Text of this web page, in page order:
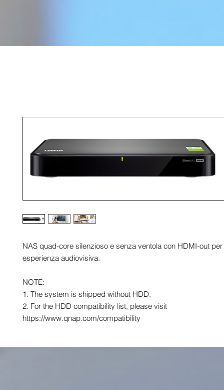
NAS quad-core silenzioso e senza ventola con HDMI-out
esperienza audiovisiva.
NOTE:
1. The system is shipped without HDD.
2. For the HDD compatibility list, please visit
https://www.qnap.com/compatibility